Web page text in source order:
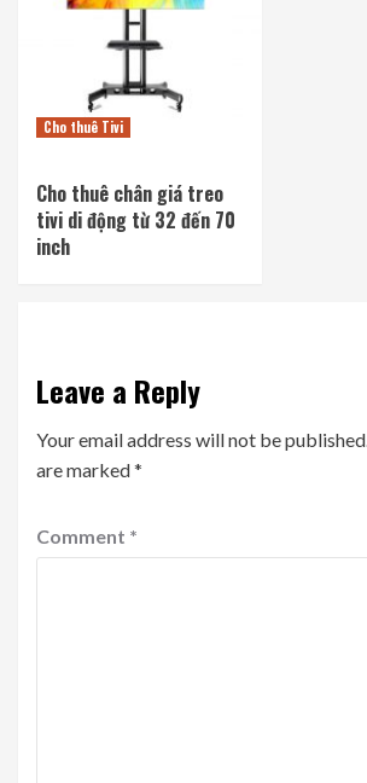
Cho thuê Tivi
Cho thuê chân giá treo
tivi di động từ 32 đến 70
inch
Leave a Reply
Your email address will not be published.
are marked*
Comment *